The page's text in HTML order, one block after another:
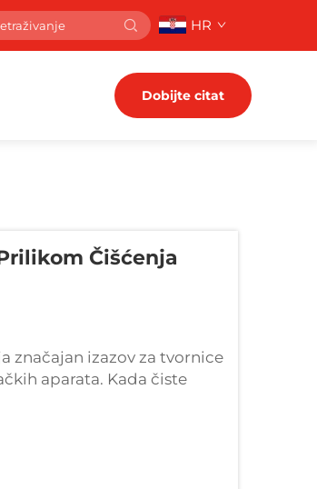
HR
Dobijte citat
Čišćenja
značajan izazov za tvornice
aparata. Kada čiste
do loših performansi, cu...